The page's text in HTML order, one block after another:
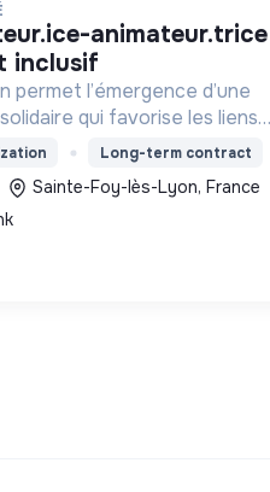
inclusif
permet l’émergence d’une
qui favorise les liens
pour accompagner le
de la population et agir contre
du lien social
Long-term contract
Sainte-Foy-lès-Lyon, France